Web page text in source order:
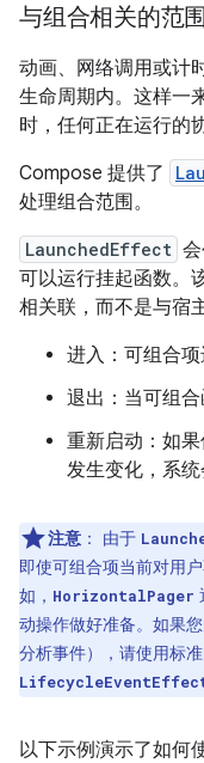
与组合相关的范围
动画、网络调用或计
生命周期内。这样一
时，任何正在运行的
Compose 提供了
处理组合范围。
LaunchedEffect
可以运行挂起函数。
相关联，而不是与宿
进入：可组合项
退出：当可组合
重新启动：如
发生变化，系统
注意 ： 由于
即使可组合项当前对用
如， HorizontalPager
动操作做好准备。如果
分析事件），请使用标
以下示例演示了如何